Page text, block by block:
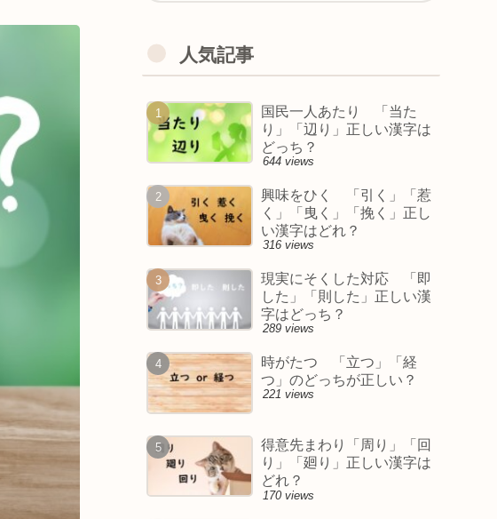
人気記事
国民一人あたり 「当た
り」「辺り」正しい漢字は
どっち？
644 views
興味をひく 「引く」「惹
く」「曳く」「挽く」正し
い漢字はどれ？
316 views
現実にそくした対応 「即
した」「則した」正しい漢
字はどっち？
289 views
時がたつ 「立つ」「経
つ」のどっちが正しい？
221 views
得意先まわり「周り」「回
り」「廻り」正しい漢字は
どれ？
170 views